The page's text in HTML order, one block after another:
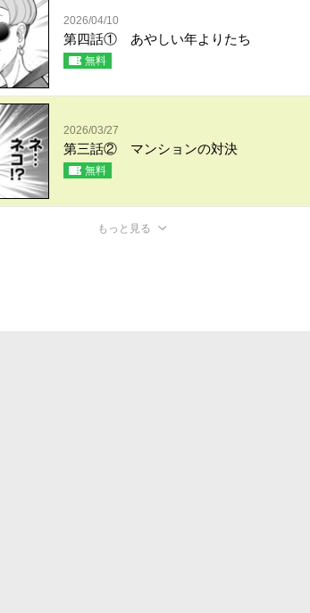
2026/04/10
第四話① あやしい年よりたち
無料
2026/03/27
第三話② マンションの対決
無料
もっと見る